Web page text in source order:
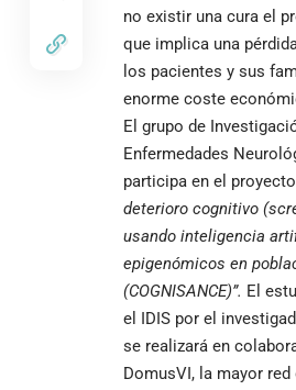
no existir una cura el
que implica una
los pacientes y sus
enorme coste
El grupo de
Enfermedades
participa en el proyecto
deterioro cognitivo
usando inteligencia
epigenómicos en
(COGNISANCE)”. El
el IDIS por el
se realizará en
DomusVI, la mayor